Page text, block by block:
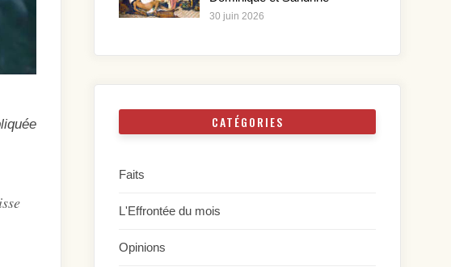
30 juin 2026
CATÉGORIES
Faits
L'Effrontée du mois
Opinions